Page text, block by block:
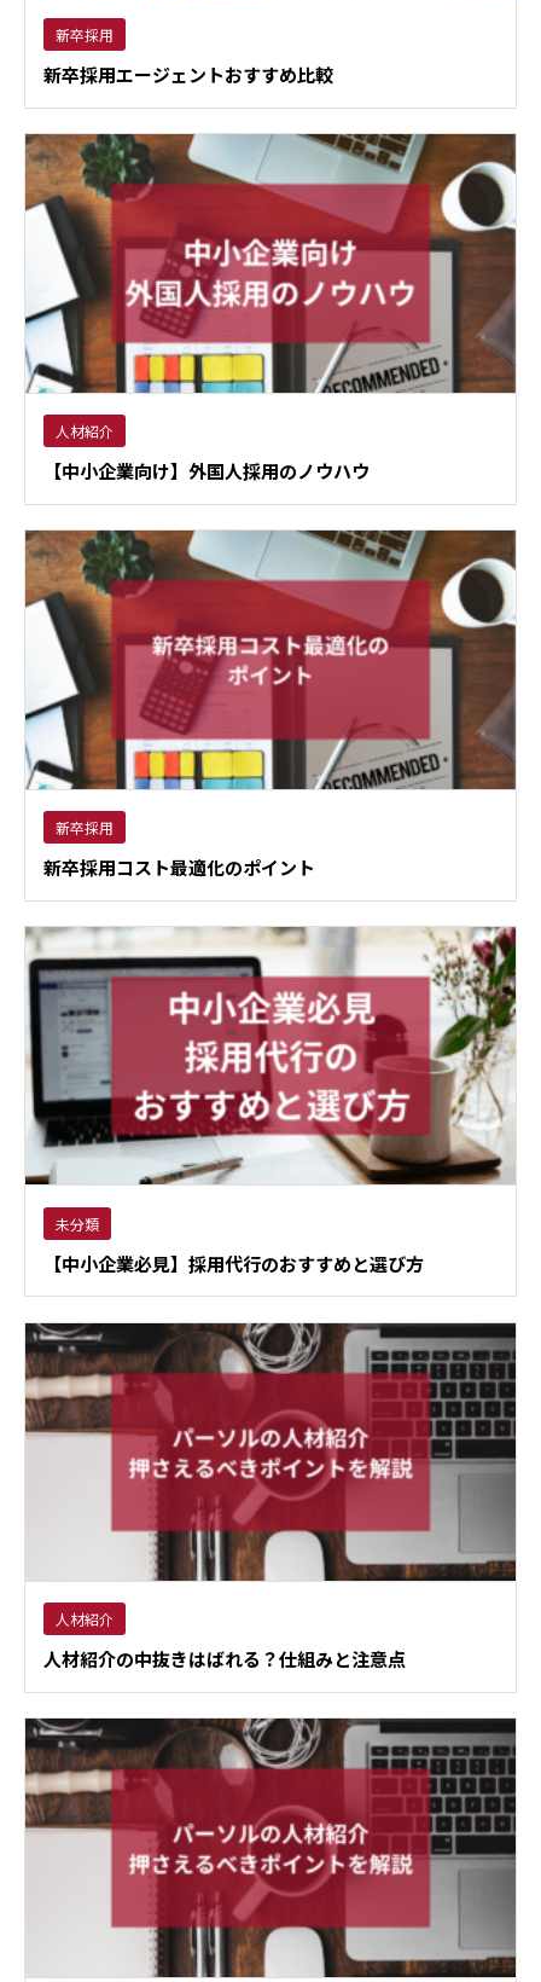
新卒採用
新卒採用エージェントおすすめ比較
人材紹介
【中小企業向け】外国人採用のノウハウ
新卒採用
新卒採用コスト最適化のポイント
未分類
【中小企業必見】採用代行のおすすめと選び方
人材紹介
人材紹介の中抜きはばれる？仕組みと注意点